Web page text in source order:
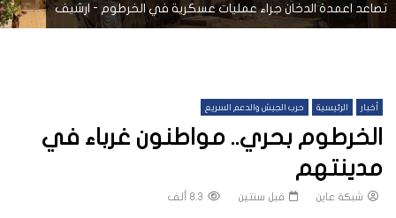
تصاعد اعمدة الدخان جراء عمليات عسكرية في الخرطوم - ارشيف
أخبار الرئيسية حرب الجيش والدعم السريع
الخرطوم بحري.. مواطنون غرباء في
مدينتهم
شبكة عاين قبل سنتين 8.3 ألف